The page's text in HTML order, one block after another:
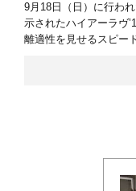
9月18日（日）に行わ
示されたハイアーラヴ
離適性を見せるスピー